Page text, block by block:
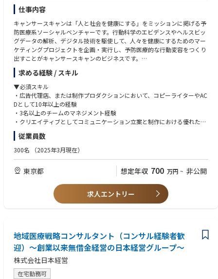
キャリア実例）
◼︎入社3年目・30代男性
営業メンバー → 営業サブリーダー → 健診事業部（サービス企
画部門）
◼︎入社5年目・30代男性
営業メンバー → 営業チームリーダー → フロントチーム（運用部
■業務内容
はなく、成果を生み出すことにこだわったご支援をしていただきます
戦略～運用・定着までをご支援する中で実行支援に特に注力
・PMO支援
・DX推進支援
・業務改革支援
・ERP導入支援
・伴走型支援
お客様の構想を「絵にかいた餅」で終わらせず、成果にこだわり抜くパー
トナーとして伴走していただきます。
※上記の内容を想定しておりますが、クライアントの要望やプロジェクト
によって役割や担っていただく内容が変更となる場合がございます。
仕事内容
キャンサースキャンは「人と社会を健康にする」をミッションに掲げる予
防医療系ソーシャルベンチャーです。行動科学のエビデンスやヘルスビッ
グデータの解析、デジタル技術を駆使して、人々を健康にするためのマー
ケティングプロジェクトを企画・実行し、予防医療的な行動変容をつくり
出すことがキャンサースキャンのビジネスです。
日本には世界最高水準の幅広い医療サービスに簡単にアクセスできる素晴
らしい制度と環境が整っています。しかし、40-74歳の日本人の約半分が
健康診断を受けず、また、成人では糖尿病が強く疑われる人々が約20％近
くに上りますが、その中でも約30%の人々が糖尿病の治療を全く行ってい
ません。このような、”適切な医療サービスが適切なタイミングで十分に
活用されていない実態”は、日本の医療費高騰に抑制の目途が立たないこ
の1つです。
私たちキャンサースキャンは、この予防医療の課題を“行動変容”で解決で
きると考え、行動変容をつくり出す技術を武器にその解決に取り組んでい
ます。
の増強に加え、新規サービスの拡充を加速させるフェーズにきています。
ており、「行動変容を起こす、クリエイティブなコミュニケーションを創
りだす」というミッションのもと、社内制作部門として関連部署と連携し
ながら、競争優位性のあるコミュニケーション開発力とサービスの安定供
給を実現する役割りを担っています。
求める経験 / スキル
▼必須スキル
・広告代理店、または制作プロダクションにおいて、コピーライターやAC
Dとして10年以上の経験
・3名以上のチームのマネジメント経験
・クリエイティブとしてコミュニケーション立案と制作における優れた実
績を示すポートフォリオの提出が可能な方
・社内デザイナーや外部協力会社へのデザインディレクション等、優れた
作品を生み出すクリエイティブディレクションのスキル
って明確に伝えることができる方
・他部門との連携を円滑にできる方
・クリエイティブの力で社会を良くしたい/貢献したいという熱い想いを
持っている方
・新しい知識を吸収し、学びへの意欲と向上心がある方
・成長を続ける組織で、共にチームと仕組みを作ることにやりがいを感じ
る方
従業員数
300名 （2025年3月現在）
東京都 想定年収 700 万円 ~ 非公開
求人エントリー
地域医療戦略コンサルタント（コンサル経験者歓
迎）～創業以来無借金経営の日本経営グループ～
株式会社日本経営
在宅勤務可